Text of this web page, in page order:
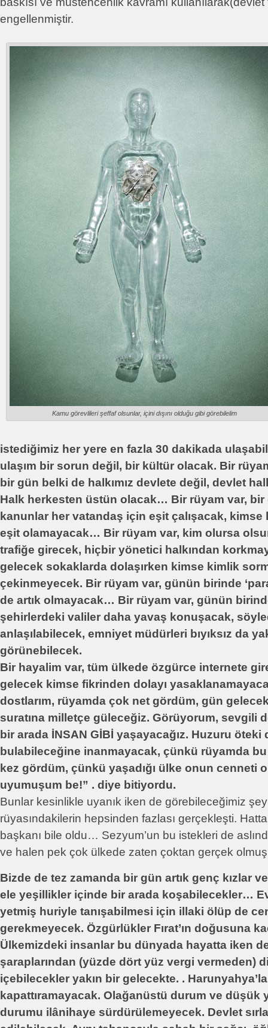
engellenmiştir.
Kamu görevlileri şeffaf olsunlar, içini dışını olduğu gibi görebilelim
istediğimiz her yere en fazla 30 dakikada
ulaşım bir sorun değil, bir kültür olacak. Bir
bir gün belki de halkımız devlete değil, devlet
Halk herkesten üstün olacak… Bir rüyam var, bir
kanunlar her vatandaş için eşit çalışacak,
eşit olamayacak… Bir rüyam var, kim olursa
trafiğe girecek, hiçbir yönetici halkından
gelecek sokaklarda dolaşırken kimse kimlik
çekinmeyecek. Bir rüyam var, günün birinde
de artık olmayacak… Bir rüyam var, günün
şehirlerdeki valiler daha yavaş konuşacak,
anlaşılabilecek, emniyet müdürleri bıyıksız da
görünebilecek.
Bir hayalim var, tüm ülkede özgürce internete
gelecek kimse fikrinden dolayı
dostlarım, rüyamda çok net gördüm, gün
suratına milletçe güleceğiz. Görüyorum, sevgili
bir arada İNSAN GİBİ yaşayacağız. Huzuru öteki
bulabileceğine inanmayacak, çünkü rüyamda bu
kez gördüm, çünkü yaşadığı ülke onun cenneti
uyumuşum be!” . diye bitiyordu.
Bunlar kesinlikle uyanık iken de görebileceğimiz
rüyasındakilerin hepsinden fazlası gerçekleşti.
başkanı bile oldu… Sezyum’un bu istekleri de
ve halen pek çok ülkede zaten çoktan gerçek
Bizde de tez zamanda bir gün artık genç kızlar
ele yeşillikler içinde bir arada koşabilecekler…
yetmiş huriyle tanışabilmesi için illaki ölüp de
gerekmeyecek. Özgürlükler Fırat’ın doğusuna
Ülkemizdeki insanlar bu dünyada hayatta iken
şaraplarından (yüzde dört yüz vergi vermeden)
içebilecekler yakın bir gelecekte. .
kapattıramayacak. Olağanüstü durum ve
durumu ilânihaye sürdürülemeyecek. Devlet